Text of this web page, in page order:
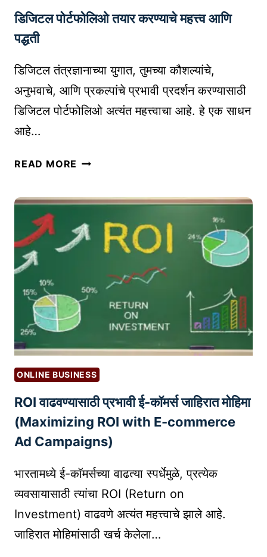
डिजिटल पोर्टफोलिओ तयार करण्याचे महत्त्व आणि
पद्धती
डिजिटल तंत्रज्ञानाच्या युगात, तुमच्या कौशल्यांचे,
अनुभवाचे, आणि प्रकल्पांचे प्रभावी प्रदर्शन करण्यासाठी
डिजिटल पोर्टफोलिओ अत्यंत महत्त्वाचा आहे. हे एक साधन
आहे…
READ MORE डि
ल
पो
र्ट
ओ
त
या
क
र
ण्या
चे
म
ह
त्त्व
आ
णि
प
द्ध
ती
ONLINE BUSINESS
ROI वाढवण्यासाठी प्रभावी ई-कॉमर्स जाहिरात मोहिमा
(Maximizing ROI with E-commerce
Ad Campaigns)
भारतामध्ये ई-कॉमर्सच्या वाढत्या स्पर्धेमुळे, प्रत्येक
व्यवसायासाठी त्यांचा ROI (Return on
Investment) वाढवणे अत्यंत महत्त्वाचे झाले आहे.
जाहिरात मोहिमांसाठी खर्च केलेला…